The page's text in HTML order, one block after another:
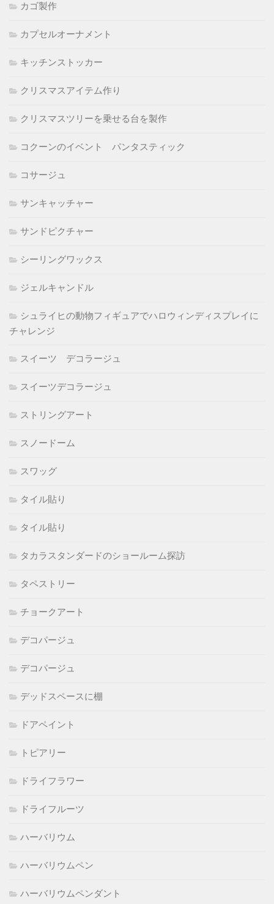
カゴ製作
カプセルオーナメント
キッチンストッカー
クリスマスアイテム作り
クリスマスツリーを乗せる台を製作
コクーンのイベント パンタスティック
コサージュ
サンキャッチャー
サンドピクチャー
シーリングワックス
ジェルキャンドル
シュライヒの動物フィギュアでハロウィンディスプレイに
チャレンジ
スイーツ デコラージュ
スイーツデコラージュ
ストリングアート
スノードーム
スワッグ
タイル貼り
タイル貼り
タカラスタンダードのショールーム探訪
タペストリー
チョークアート
デコパージュ
デコパージュ
デッドスペースに棚
ドアペイント
トピアリー
ドライフラワー
ドライフルーツ
ハーバリウム
ハーバリウムペン
ハーバリウムペンダント